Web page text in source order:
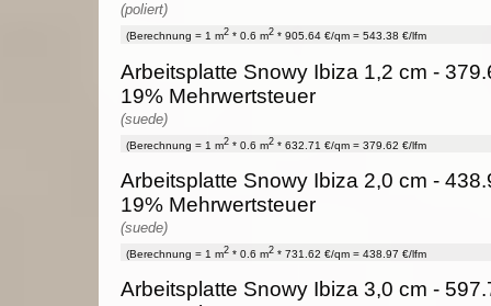
(poliert)
(Berechnung = 1 m2 * 0.6 m2 * 905.64 €/qm = 543.38 €/lfm
Arbeitsplatte Snowy Ibiza 1,2 cm -
19% Mehrwertsteuer
(suede)
(Berechnung = 1 m2 * 0.6 m2 * 632.71 €/qm = 379.62 €/lfm
Arbeitsplatte Snowy Ibiza 2,0 cm -
19% Mehrwertsteuer
(suede)
(Berechnung = 1 m2 * 0.6 m2 * 731.62 €/qm = 438.97 €/lfm
Arbeitsplatte Snowy Ibiza 3,0 cm -